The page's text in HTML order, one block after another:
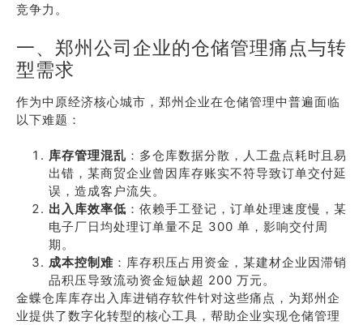
竞争力。
一、郑州公司企业的仓储管理痛点与转
型需求
作为中原经济核心城市，郑州企业在仓储管理中普遍面临
以下难题：
库存管理混乱 ：多仓库数据分散，人工盘点耗时且易
出错，某商贸企业曾因库存账实不符导致订单交付延
误，造成客户流失。
出入库效率低 ：依赖手工登记，订单处理速度慢，某
电子厂日均处理订单量不足 300 单，影响交付周
期。
成本控制难 ：库存积压占用资金，某建材企业因滞销
品积压导致流动资金短缺超 200 万元。
金蝶仓库库存出入库进销存软件针对这些痛点，为郑州企
业提供了数字化转型的核心工具，帮助企业实现仓储管理